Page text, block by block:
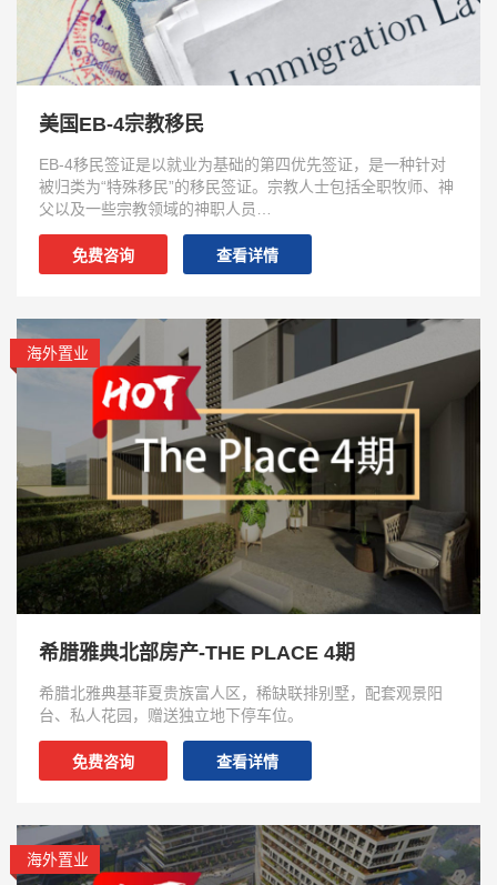
美国EB-4宗教移民
EB-4移民签证是以就业为基础的第四优先签证，是一种针对
被归类为“特殊移民”的移民签证。宗教人士包括全职牧师、神
父以及一些宗教领域的神职人员…
免费咨询 查看详情
海外置业
希腊雅典北部房产-THE PLACE 4期
希腊北雅典基菲夏贵族富人区，稀缺联排别墅，配套观景阳
台、私人花园，赠送独立地下停车位。
免费咨询 查看详情
海外置业